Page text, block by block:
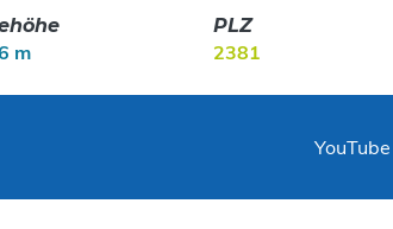
m
PLZ
2381
YouTube